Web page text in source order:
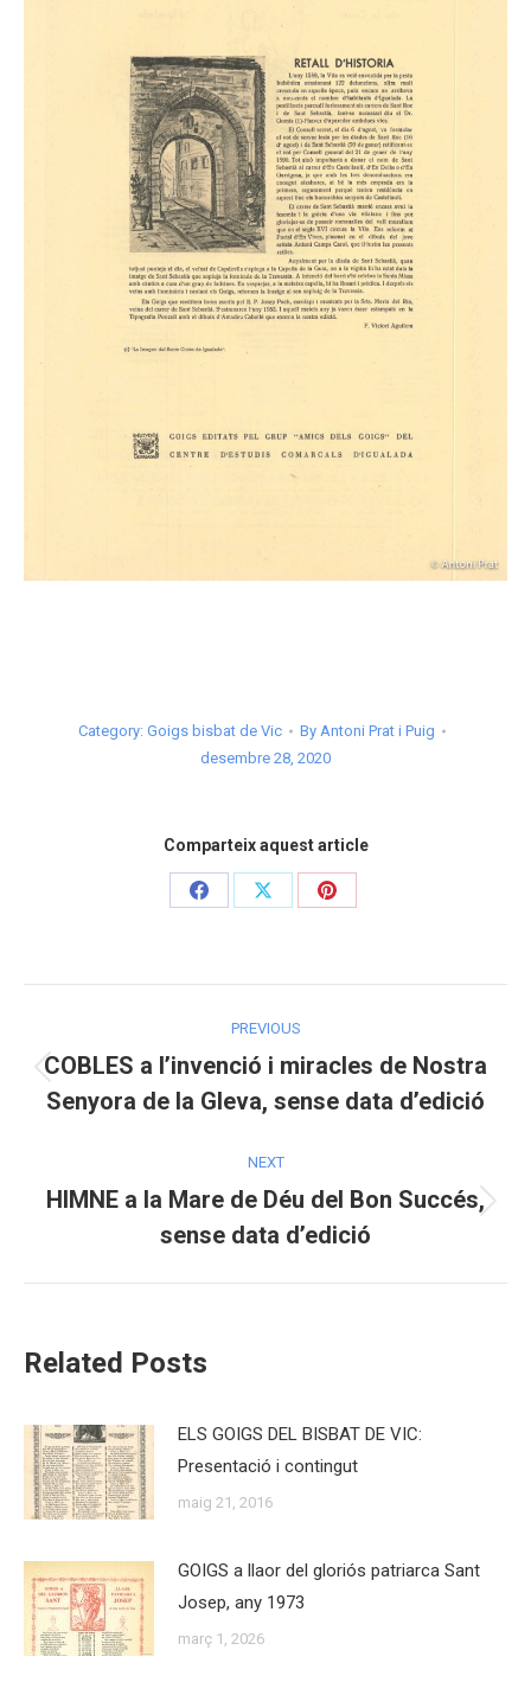
Category: Goigs bisbat de Vic By Antoni Prat i Puig
desembre 28, 2020
Comparteix aquest article
Share
Share
Share
navigation
PREVIOUS
Previous
post:
COBLES a l’invenció i miracles de Nostra
Senyora de la Gleva, sense data d’edició
NEXT
Next
post:
HIMNE a la Mare de Déu del Bon Succés,
sense data d’edició
Related Posts
ELS GOIGS DEL BISBAT DE VIC:
Presentació i contingut
maig 21, 2016
GOIGS a llaor del gloriós patriarca Sant
Josep, any 1973
març 1, 2026